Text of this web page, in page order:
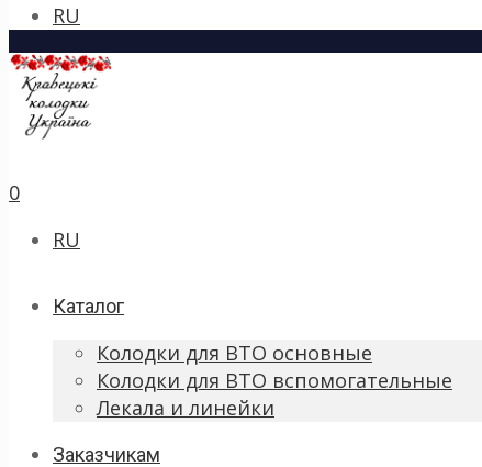
RU
0
RU
Каталог
Колодки для ВТО основные
Колодки для ВТО вспомогательные
Лекала и линейки
Заказчикам